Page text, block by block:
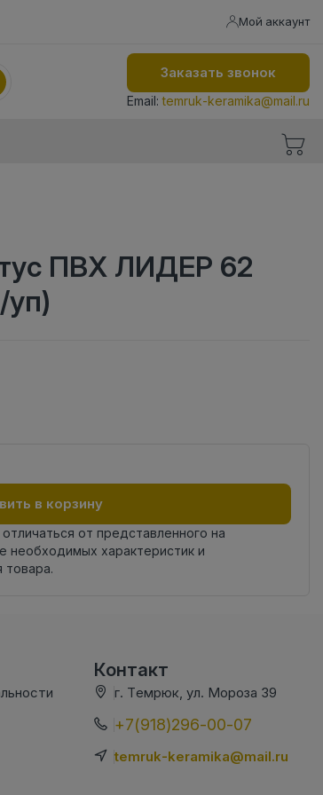
Мой аккаунт
Заказать звонок
Email:temruk-keramika@mail.ru
ПВХ ЛИДЕР 62
в корзину
от представленного на
необходимых характеристик и
товара.
Контакт
г. Темрюк, ул. Мороза 39
+7(918)296-00-07
temruk-keramika@mail.ru